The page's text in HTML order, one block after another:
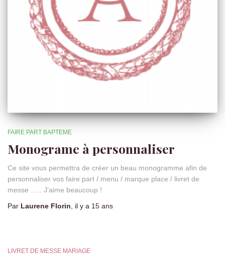
FAIRE PART BAPTEME
Monograme à personnaliser
Ce site vous permettra de créer un beau monogramme afin de
personnaliser vos faire part / menu / marque place / livret de
messe ….. J’aime beaucoup !
Par Laurene Florin , il y a 15 ans
LIVRET DE MESSE MARIAGE